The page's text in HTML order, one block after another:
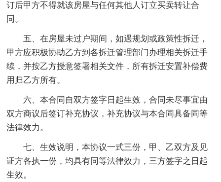
订后甲方不得就该房屋与任何其他人订立买卖转让合
同。
五、在房屋未过户期间，如遇规划或政策性拆迁，
甲方应积极协助乙方到各拆迁管理部门办理相关拆迁手
续，并按乙方授意签署相关文件，所有拆迁安置补偿费
用归乙方所有。
六、本合同自双方签字日起生效，合同未尽事宜由
双方商议后签订补充协议，补充协议与本合同具备同等
法律效力。
七、生效说明，本协议一式三份，甲、乙双方及见
证方各执一份，均具有同等法律效力，三方签字之日起
生效。